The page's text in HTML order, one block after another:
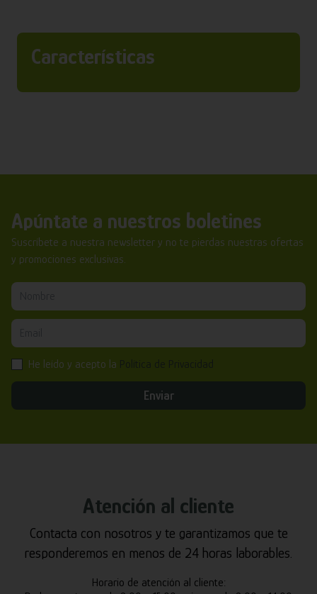
Características
Apúntate a nuestros boletines
Suscríbete a nuestra newsletter y no te pierdas nuestras ofertas
y promociones exclusivas.
He leído y acepto la
Enviar
Atención al cliente
Contacta con nosotros y te garantizamos que te
responderemos en menos de 24 horas laborables.
Horario de atención al cliente: